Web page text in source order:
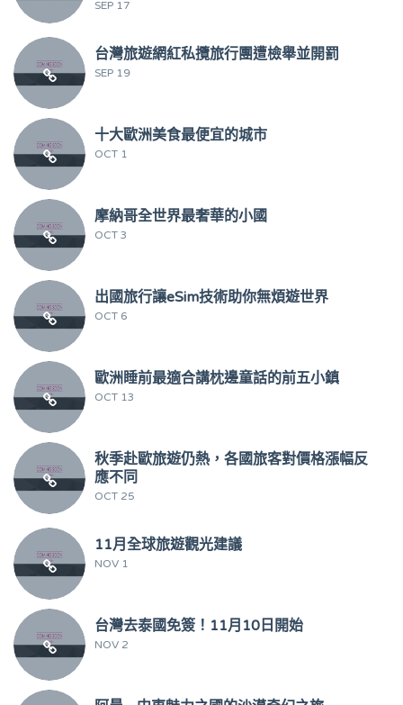
SEP 17
台灣旅遊網紅私攬旅行團遭檢舉並開罰
SEP 19
十大歐洲美食最便宜的城市
OCT 1
摩納哥全世界最奢華的小國
OCT 3
出國旅行讓eSim技術助你無煩遊世界
OCT 6
歐洲睡前最適合講枕邊童話的前五小鎮
OCT 13
秋季赴歐旅遊仍熱，各國旅客對價格漲幅反
應不同
OCT 25
11月全球旅遊觀光建議
NOV 1
台灣去泰國免簽！11月10日開始
NOV 2